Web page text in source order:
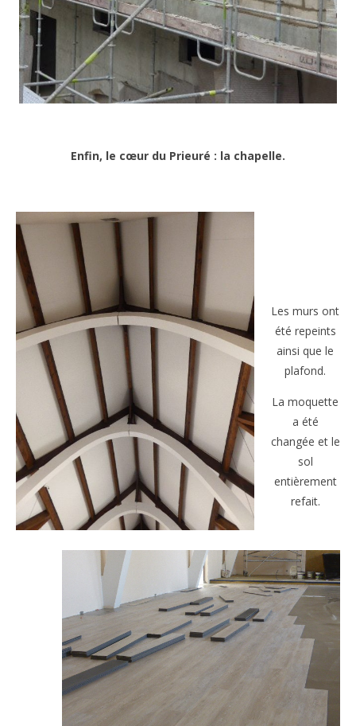
Enfin, le cœur du Prieuré : la chapelle.
Les murs ont
été repeints
ainsi que le
plafond.
La moquette
a été
changée et le
sol
entièrement
refait.